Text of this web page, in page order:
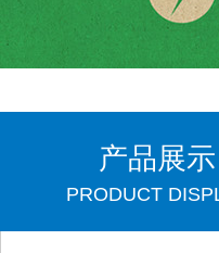
产品展示
PRODUCT